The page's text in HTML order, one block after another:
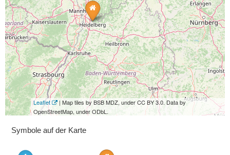
Leaflet
| Map tiles by BSB MDZ, under CC BY 3.0. Data by
OpenStreetMap, under ODbL.
Symbole auf der Karte